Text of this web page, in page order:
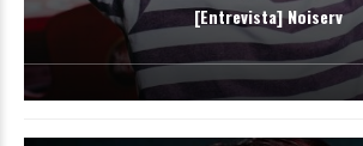
[Entrevista] Noiserv